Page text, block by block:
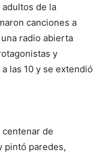
de la
canciones a
radio abierta
y
las 10 y se extendió
centenar de
pintó paredes,